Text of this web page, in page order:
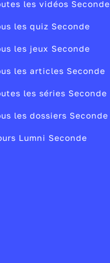
les vidéos Seconde
les quiz Seconde
les jeux Seconde
les articles Seconde
les séries Seconde
les dossiers Seconde
Lumni Seconde